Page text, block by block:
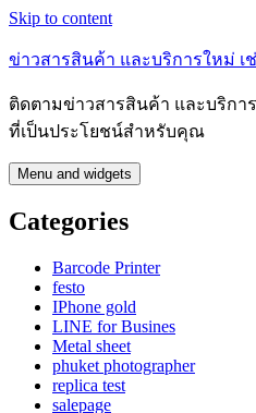
Skip to content
ข่าวสารสินค้า และบริการใหม่ เ
ติดตามข่าวสารสินค้า และบริกา
ที่เป็นประโยชน์สำหรับคุณ
Menu and widgets
Categories
Barcode Printer
festo
IPhone gold
LINE for Busines
Metal sheet
phuket photographer
replica test
salepage